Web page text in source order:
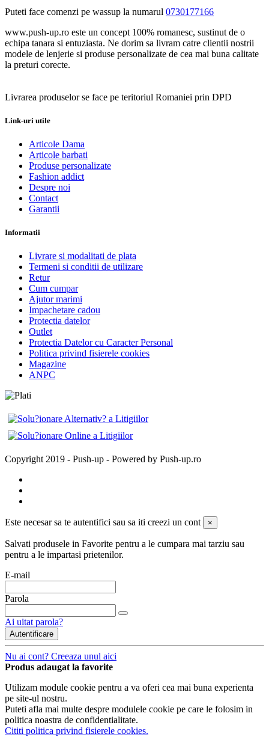
Puteti face comenzi pe wassup la numarul 0730177166
www.push-up.ro este un concept 100% romanesc, sustinut de o
echipa tanara si entuziasta. Ne dorim sa livram catre clientii nostrii
modele de lenjerie si produse personalizate de cea mai buna calitate
la preturi corecte.
Livrarea produselor se face pe teritoriul Romaniei prin DPD
Link-uri utile
Articole Dama
Articole barbati
Produse personalizate
Fashion addict
Despre noi
Contact
Garantii
Informatii
Livrare si modalitati de plata
Termeni si conditii de utilizare
Retur
Cum cumpar
Ajutor marimi
Impachetare cadou
Protectia datelor
Outlet
Protectia Datelor cu Caracter Personal
Politica privind fisierele cookies
Magazine
ANPC
Copyright 2019 - Push-up - Powered by Push-up.ro
Este necesar sa te autentifici sau sa iti creezi un cont ×
Salvati produsele in Favorite pentru a le cumpara mai tarziu sau
pentru a le impartasi prietenilor.
E-mail
Parola
Ai uitat parola?
Autentificare
Nu ai cont? Creeaza unul aici
Produs adaugat la favorite
Utilizam module cookie pentru a va oferi cea mai buna experienta
pe site-ul nostru.
Puteti afla mai multe despre modulele cookie pe care le folosim in
politica noastra de confidentialitate.
Cititi politica privind fisierele cookies.